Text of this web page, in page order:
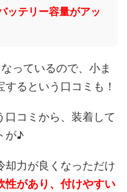
ッテリー容量がアッ
っているので、小ま
るという口コミも！
口コミから、装着して
が♪
却力が良くなっただけ
性があり、付けやすい